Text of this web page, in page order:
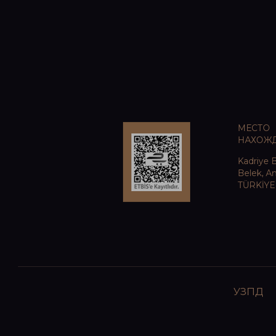
МЕСТО
Kadriye
Belek,
TÜRKİYE
УЗПД